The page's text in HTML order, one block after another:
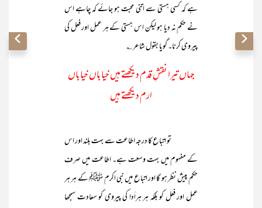
ہے کہ کسی ہستی سے اتنی محبت ہو جائے کہ چاہے اس
نے حکم نہ دیا ہو لیکن اس ہستی کے ہر عمل اور فعل کی
پیروی کرنا۔ گویا بقول شاعر ؎
جہاں تیرا نقشِ قدم دیکھتے ہیں خیاباں خیاباں
ارم دیکھتے ہیں
تو اتباع کا درجہ اطاعت سے بہت بلند اور اس
کے مفہوم میں بہت وسعت ہے۔ اطاعت میں صرف
حکم پیش نظر ہو گا اور اتباع میں نبی اکرم ﷺ کے ہر ہر
عمل اور فعل کو بلکہ ہر ہراَدا کی پیروی کو سعادت سمجھا